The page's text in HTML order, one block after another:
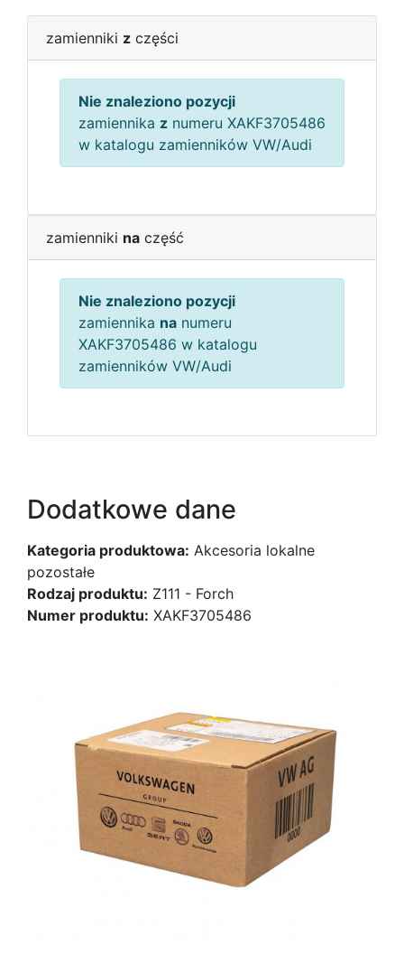
zamienniki z części
Nie znaleziono pozycji
zamiennika z numeru XAKF3705486
w katalogu zamienników VW/Audi
zamienniki na część
Nie znaleziono pozycji
zamiennika na numeru
XAKF3705486 w katalogu
zamienników VW/Audi
Dodatkowe dane
Kategoria produktowa: Akcesoria lokalne
pozostałe
Rodzaj produktu: Z111 - Forch
Numer produktu: XAKF3705486